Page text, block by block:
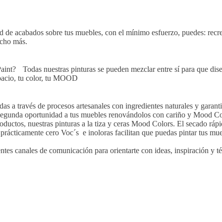
acabados sobre tus muebles, con el mínimo esfuerzo, puedes:
más.
Todas nuestras pinturas se pueden mezclar entre sí para que
tu color, tu MOOD
a través de procesos artesanales con ingredientes naturales y
oportunidad a tus muebles renovándolos con cariño y Mood
nuestras pinturas a la tiza y ceras Mood Colors. El secado
cero Voc´s e inoloras facilitan que puedas pintar tus
canales de comunicación para orientarte con ideas, inspiración y